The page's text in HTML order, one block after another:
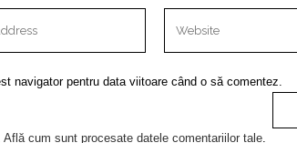
navigator pentru data viitoare când o să comentez.
Află cum sunt procesate datele comentariilor tale.